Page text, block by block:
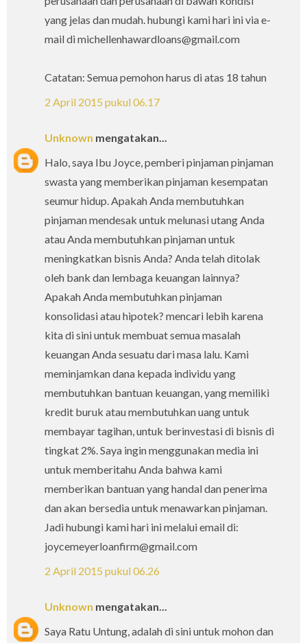
yang jelas dan mudah. hubungi kami hari ini via e-
mail di michellenhawardloans@gmail.com
Catatan: Semua pemohon harus di atas 18 tahun
2 April 2015 pukul 06.17
Unknown mengatakan...
Halo, saya Ibu Joyce, pemberi pinjaman pinjaman
swasta yang memberikan pinjaman kesempatan
seumur hidup. Apakah Anda membutuhkan
pinjaman mendesak untuk melunasi utang Anda
atau Anda membutuhkan pinjaman untuk
meningkatkan bisnis Anda? Anda telah ditolak
oleh bank dan lembaga keuangan lainnya?
Apakah Anda membutuhkan pinjaman
konsolidasi atau hipotek? mencari lebih karena
kita di sini untuk membuat semua masalah
keuangan Anda sesuatu dari masa lalu. Kami
meminjamkan dana kepada individu yang
membutuhkan bantuan keuangan, yang memiliki
kredit buruk atau membutuhkan uang untuk
membayar tagihan, untuk berinvestasi di bisnis di
tingkat 2%. Saya ingin menggunakan media ini
untuk memberitahu Anda bahwa kami
memberikan bantuan yang handal dan penerima
dan akan bersedia untuk menawarkan pinjaman.
Jadi hubungi kami hari ini melalui email di:
joycemeyerloanfirm@gmail.com
2 April 2015 pukul 06.26
Unknown mengatakan...
Saya Ratu Untung, adalah di sini untuk mohon dan